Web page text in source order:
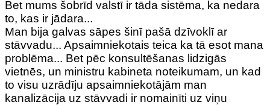
Bet mums šobrīd valstī ir tāda sistēma, ka nedara
to, kas ir jādara...
Man bija galvas sāpes šinī pašā dzīvoklī ar
stāvvadu... Apsaimniekotais teica ka tā esot mana
problēma... Bet pēc konsultēšanas lidzigās
vietnēs, un ministru kabineta noteikumam, un kad
to visu uzrādīju apsaimniekotājām man
kanalizācija uz stāvvadi ir nomainīti uz viņu